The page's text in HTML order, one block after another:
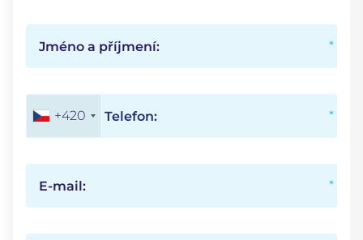
Jméno a příjmení:
Telefon:
+420
E-mail: